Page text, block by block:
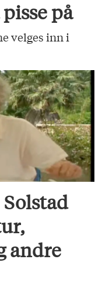
på
velges inn i
andre